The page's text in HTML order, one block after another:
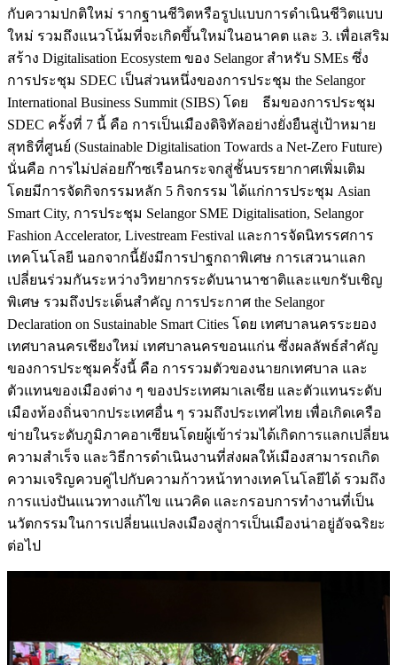
กับความปกติใหม่ รากฐานชีวิตหรือรูปแบบการดำเนินชีวิตแบบ
ใหม่ รวมถึงแนวโน้มที่จะเกิดขึ้นใหม่ในอนาคต และ 3. เพื่อเสริม
สร้าง Digitalisation Ecosystem ของ Selangor สำหรับ SMEs ซึ่ง
การประชุม SDEC เป็นส่วนหนึ่งของการประชุม the Selangor
International Business Summit (SIBS) โดย ธีมของการประชุม
SDEC ครั้งที่ 7 นี้ คือ การเป็นเมืองดิจิทัลอย่างยั่งยืนสู่เป้าหมาย
สุทธิที่ศูนย์ (Sustainable Digitalisation Towards a Net-Zero Future)
นั่นคือ การไม่ปล่อยก๊าซเรือนกระจกสู่ชั้นบรรยากาศเพิ่มเติม
โดยมีการจัดกิจกรรมหลัก 5 กิจกรรม ได้แก่การประชุม Asian
Smart City, การประชุม Selangor SME Digitalisation, Selangor
Fashion Accelerator, Livestream Festival และการจัดนิทรรศการ
เทคโนโลยี นอกจากนี้ยังมีการปาฐกถาพิเศษ การเสวนาแลก
เปลี่ยนร่วมกันระหว่างวิทยากรระดับนานาชาติและแขกรับเชิญ
พิเศษ รวมถึงประเด็นสำคัญ การประกาศ the Selangor
Declaration on Sustainable Smart Cities โดย เทศบาลนครระยอง
เทศบาลนครเชียงใหม่ เทศบาลนครขอนแก่น ซึ่งผลลัพธ์สำคัญ
ของการประชุมครั้งนี้ คือ การรวมตัวของนายกเทศบาล และ
ตัวแทนของเมืองต่าง ๆ ของประเทศมาเลเซีย และตัวแทนระดับ
เมืองท้องถิ่นจากประเทศอื่น ๆ รวมถึงประเทศไทย เพื่อเกิดเครือ
ข่ายในระดับภูมิภาคอาเซียนโดยผู้เข้าร่วมได้เกิดการแลกเปลี่ยน
ความสำเร็จ และวิธีการดำเนินงานที่ส่งผลให้เมืองสามารถเกิด
ความเจริญควบคู่ไปกับความก้าวหน้าทางเทคโนโลยีได้ รวมถึง
การแบ่งปันแนวทางแก้ไข แนวคิด และกรอบการทำงานที่เป็น
นวัตกรรมในการเปลี่ยนแปลงเมืองสู่การเป็นเมืองน่าอยู่อัจฉริยะ
ต่อไป